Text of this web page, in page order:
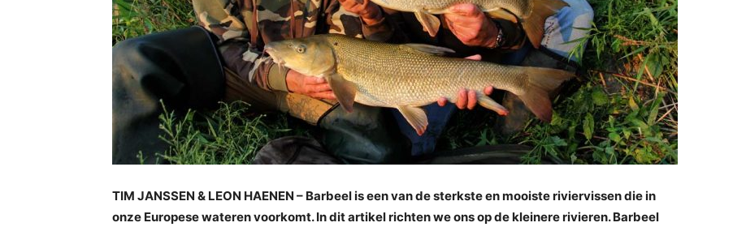
TIM JANSSEN & LEON HAENEN – Barbeel is een van de sterkste en mooiste riviervissen die in
onze Europese wateren voorkomt. In dit artikel richten we ons op de kleinere rivieren. Barbeel